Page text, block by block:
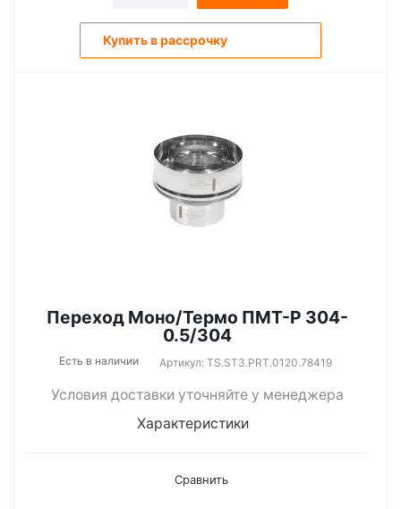
Купить в рассрочку
Переход Моно/Термо ПМТ-Р 304-
0.5/304
Есть в наличии Артикул: TS.ST3.PRT.0120.78419
Условия доставки уточняйте у менеджера
Характеристики
Сравнить